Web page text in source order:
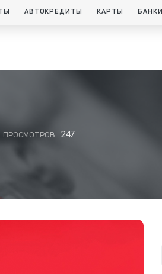
АВТОКРЕДИТЫ КАРТЫ БАНКИ
ПРОСМОТРОВ: 247